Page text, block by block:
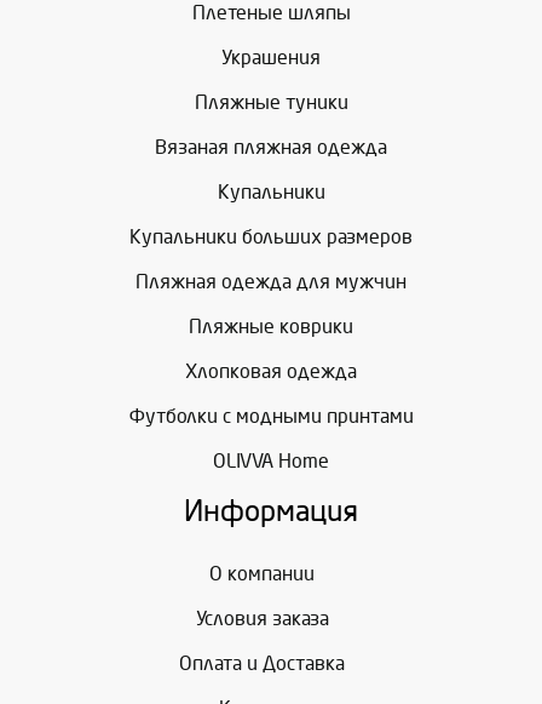
Плетеные шляпы
Украшения
Пляжные туники
Вязаная пляжная одежда
Купальники
Купальники больших размеров
Пляжная одежда для мужчин
Пляжные коврики
Хлопковая одежда
Футболки с модными принтами
OLIVVA Home
Информация
О компании
Условия заказа
Оплата и Доставка